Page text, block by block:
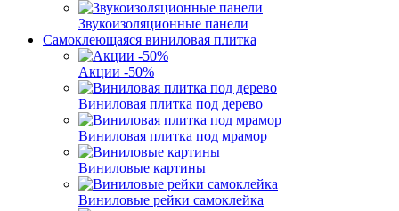
Звукоизоляционные панели
Самоклеющаяся виниловая плитка
Акции -50%
Виниловая плитка под дерево
Виниловая плитка под мрамор
Виниловые картины
Виниловые рейки самоклейка